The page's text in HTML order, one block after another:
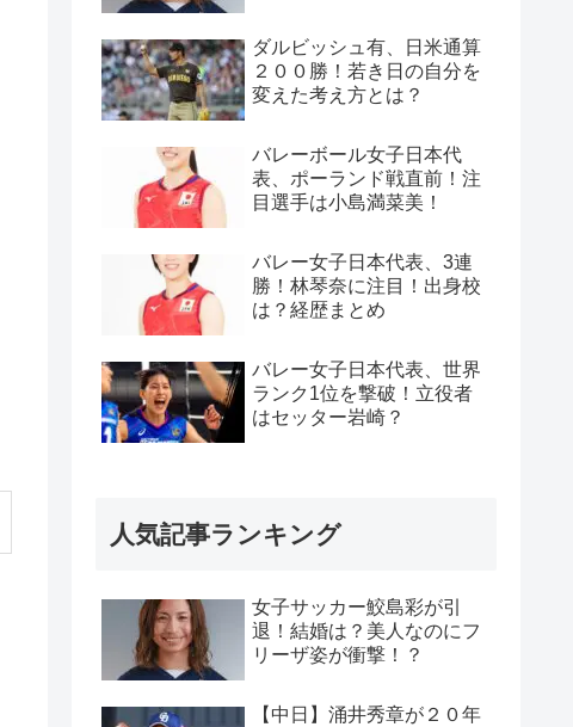
ダルビッシュ有、日米通算
２００勝！若き日の自分を
変えた考え方とは？
バレーボール女子日本代
表、ポーランド戦直前！注
目選手は小島満菜美！
バレー女子日本代表、3連
勝！林琴奈に注目！出身校
は？経歴まとめ
バレー女子日本代表、世界
ランク1位を撃破！立役者
はセッター岩崎？
人気記事ランキング
女子サッカー鮫島彩が引
退！結婚は？美人なのにフ
リーザ姿が衝撃！？
【中日】涌井秀章が２０年